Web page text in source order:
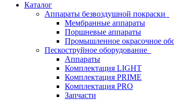
Каталог
Аппараты безвоздушной покраски
Мембранные аппараты
Поршневые аппараты
Промышленное окрасочное
Пескоструйное оборудование
Аппараты
Комплектация LIGHT
Комплектация PRIME
Комплектация PRO
Запчасти